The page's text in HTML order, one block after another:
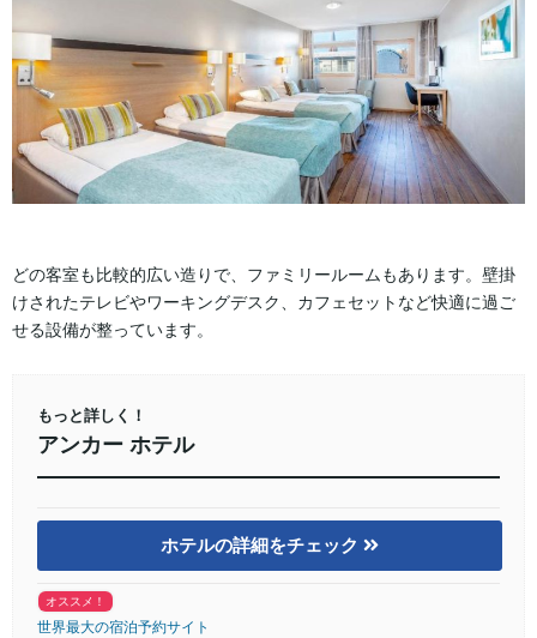
どの客室も比較的広い造りで、ファミリールームもあります。壁掛
けされたテレビやワーキングデスク、カフェセットなど快適に過ご
せる設備が整っています。
もっと詳しく！
アンカー ホテル
ホテルの詳細をチェック
オススメ！
世界最大の宿泊予約サイト